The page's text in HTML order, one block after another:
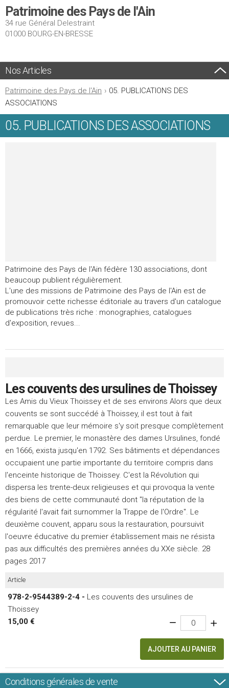
Patrimoine des Pays de l'Ain
34 rue Général Delestraint
01000 BOURG-EN-BRESSE
Nos Articles
Patrimoine des Pays de l'Ain › 05. PUBLICATIONS DES
ASSOCIATIONS
05. PUBLICATIONS DES ASSOCIATIONS
Patrimoine des Pays de l'Ain fédère 130 associations, dont
beaucoup publient régulièrement.
L'une des missions de Patrimoine des Pays de l'Ain est de
promouvoir cette richesse éditoriale au travers d'un catalogue
de publications très riche : monographies, catalogues
d'exposition, revues...
Les couvents des ursulines de Thoissey
Les Amis du Vieux Thoissey et de ses environs Alors que deux
couvents se sont succédé à Thoissey, il est tout à fait
remarquable que leur mémoire s'y soit presque complètement
perdue. Le premier, le monastère des dames Ursulines, fondé
en 1666, exista jusqu'en 1792. Ses bâtiments et dépendances
occupaient une partie importante du territoire compris dans
l'enceinte historique de Thoissey. C'est la Révolution qui
dispersa les trente-deux religieuses et qui provoqua la vente
des biens de cette communauté dont "la réputation de la
régularité l'avait fait surnommer la Trappe de l'Ordre". Le
deuxième couvent, apparu sous la restauration, poursuivit
l'oeuvre éducative du premier établissement mais ne résista
pas aux difficultés des premières années du XXe siècle. 28
pages 2017
Article
978-2-9544389-2-4 - Les couvents des ursulines de
Thoissey
15,00 €
AJOUTER AU PANIER
Conditions générales de vente